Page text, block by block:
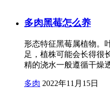
多肉黑莓怎么养
形态特征黑莓属植物。
足，植株可能会长得很
精的浇水一般遵循干燥
多肉 2022年11月15日